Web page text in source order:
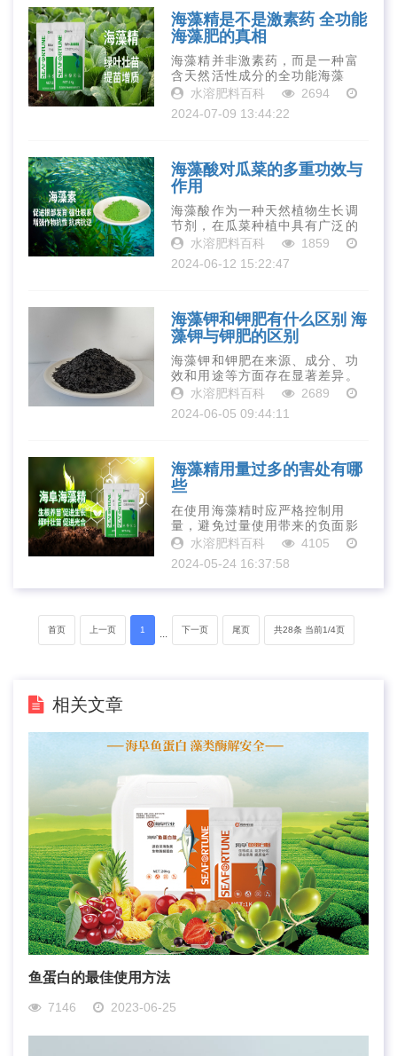
海藻精是不是激素药 全功能
海藻肥的真相
海藻精并非激素药，而是一种富
含天然活性成分的全功能海藻
肥。它通过提供植物必需的营养
抗逆性等多种方式，助力作物健
水溶肥料百科
2694
2024-07-09 13:44:22
海藻酸对瓜菜的多重功效与
作用
海藻酸作为一种天然植物生长调
节剂，在瓜菜种植中具有广泛的
应用前景。它能够促进瓜菜的根
逆性、提高产量和品质，同时还
水溶肥料百科
1859
2024-06-12 15:22:47
海藻钾和钾肥有什么区别 海
藻钾与钾肥的区别
海藻钾和钾肥在来源、成分、功
效和用途等方面存在显著差异。
海藻钾作为一种有机肥料，含有
质，具有显著的改良土壤、提高
水溶肥料百科
2689
2024-06-05 09:44:11
海藻精用量过多的害处有哪
些
在使用海藻精时应严格控制用
量，避免过量使用带来的负面影
响。同时，还应注重科学施肥，
合理施肥，提高肥料利用率和农
业生产效益。
水溶肥料百科
4105
2024-05-24 16:37:58
首页 上一页 1
···
下一页 尾页 共28条 当前1/4页
相关文章
鱼蛋白的最佳使用方法
7146 2023-06-25